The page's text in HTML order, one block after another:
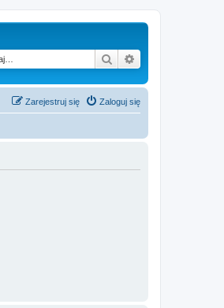
Szukaj
Zaloguj się
Zarejestruj się